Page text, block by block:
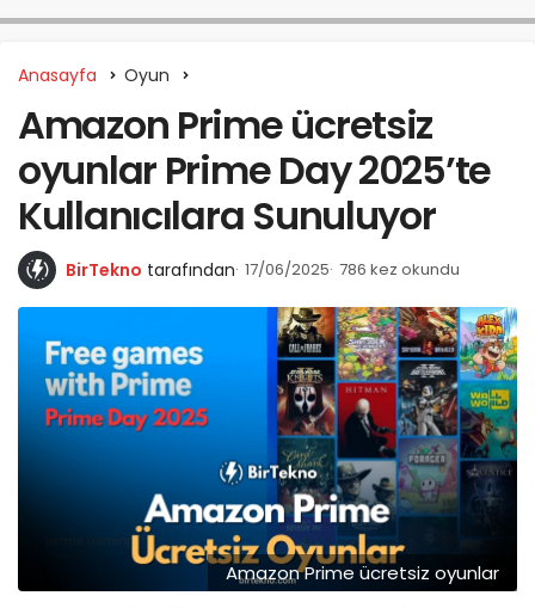
Anasayfa Oyun
Amazon Prime ücretsiz
oyunlar Prime Day 2025’te
Kullanıcılara Sunuluyor
BirTekno tarafından 17/06/2025 786 kez okundu
Amazon Prime ücretsiz oyunlar